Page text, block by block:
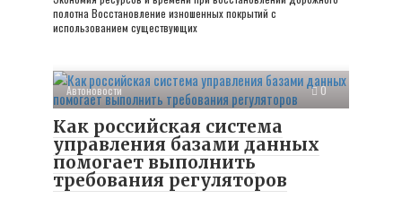
полотна Восстановление изношенных покрытий с
использованием существующих
Автоновости 0
Как российская система
управления базами данных
помогает выполнить
требования регуляторов